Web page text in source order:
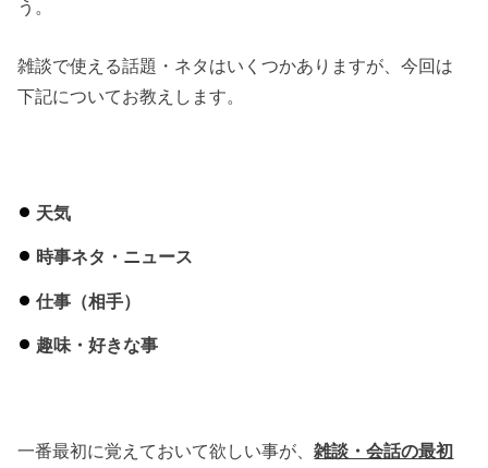
う。
雑談で使える話題・ネタはいくつかありますが、今回は
下記についてお教えします。
天気
時事ネタ・ニュース
仕事（相手）
趣味・好きな事
一番最初に覚えておいて欲しい事が、雑談・会話の最初